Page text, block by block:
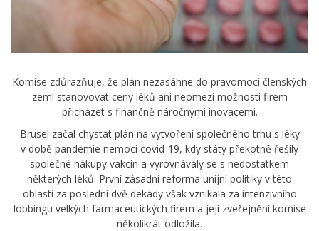
Komise zdůrazňuje, že plán nezasáhne do pravomocí členských
zemí stanovovat ceny léků ani neomezí možnosti firem
přicházet s finančně náročnými inovacemi.
Brusel začal chystat plán na vytvoření společného trhu s léky
v době pandemie nemoci covid-19, kdy státy překotně řešily
společné nákupy vakcín a vyrovnávaly se s nedostatkem
některých léků. První zásadní reforma unijní politiky v této
oblasti za poslední dvě dekády však vznikala za intenzivního
lobbingu velkých farmaceutických firem a její zveřejnění komise
několikrát odložila.